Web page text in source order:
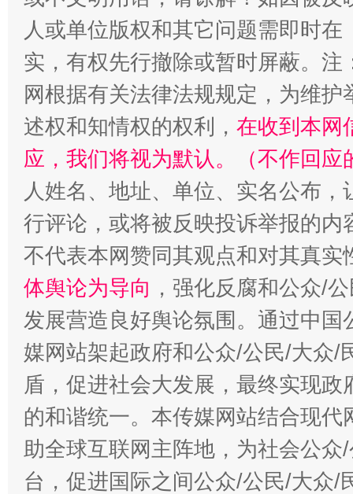
扯下公款旅游的“隐身衣” 如何以
“蜀中异人”王建安的艺术幻境
人或单位版权和其它问题需即时在
实，有权先行撤除或暂时屏蔽。
网根据有关法律法规规定，为维
述权和知情权的权利， 在收到本网
应，我们将视为默认。（不作回应
人姓名、地址、单位、实名公布
行评论，或将被反映投诉举报的
不代表本网赞同其观点和对其真实
体舆论为导向 ，强化反腐和公众/
发展营造良好舆论氛围。通过中
媒网站架起政府和公众/公民/大众/
盾，促进社会大发展，最终实现
的和谐统一。本传媒网站结合现
助全球互联网主阵地，为社会公
台，促进国际之间公众/公民/大众/